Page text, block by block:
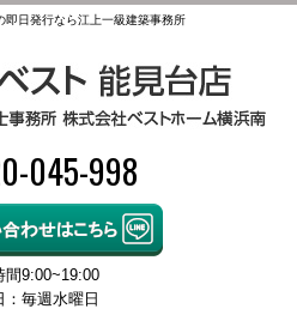
即日発行なら江上一級建築事務所
045-998
間9:00~19:00
：毎週水曜日